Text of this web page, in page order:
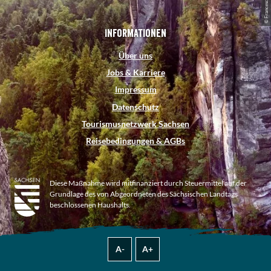
Informationen
Über uns
Jobs & Karriere
Impressum
Datenschutz
Tourismusnetzwerk Sachsen
Reisebedingungen & AGBs
Diese Maßnahme wird mitfinanziert durch Steuermittel auf der
Grundlage des von Abgeordneten des Sächsischen Landtags
beschlossenen Haushalts.
A- A+